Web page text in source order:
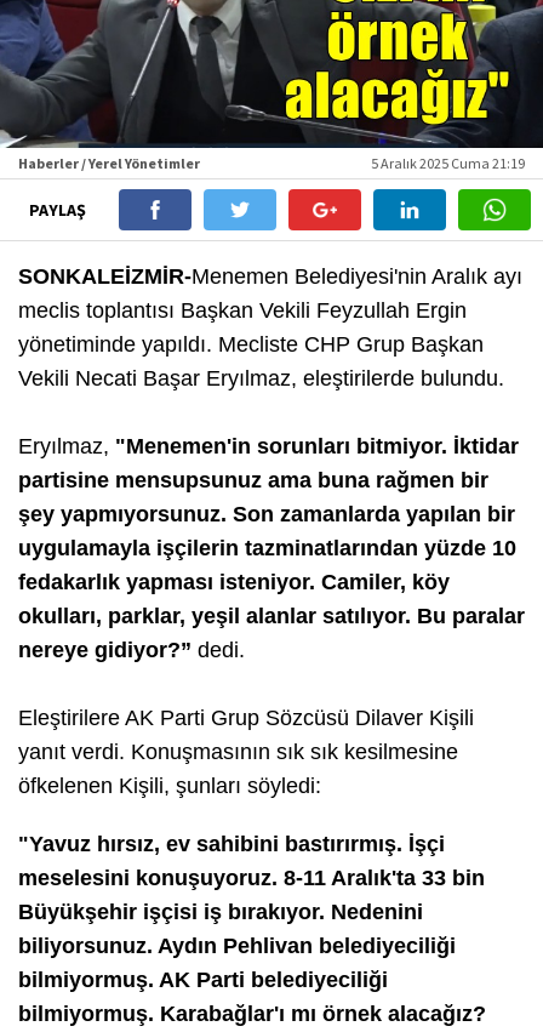
Haberler / Yerel Yönetimler 5 Aralık 2025 Cuma 21:19
PAYLAŞ
SONKALEİZMİR-Menemen Belediyesi'nin Aralık ayı
meclis toplantısı Başkan Vekili Feyzullah Ergin
yönetiminde yapıldı. Mecliste CHP Grup Başkan
Vekili Necati Başar Eryılmaz, eleştirilerde bulundu.
Eryılmaz, "Menemen'in sorunları bitmiyor. İktidar
partisine mensupsunuz ama buna rağmen bir
şey yapmıyorsunuz. Son zamanlarda yapılan bir
uygulamayla işçilerin tazminatlarından yüzde 10
fedakarlık yapması isteniyor. Camiler, köy
okulları, parklar, yeşil alanlar satılıyor. Bu paralar
nereye gidiyor?” dedi.
Eleştirilere AK Parti Grup Sözcüsü Dilaver Kişili
yanıt verdi. Konuşmasının sık sık kesilmesine
öfkelenen Kişili, şunları söyledi:
"Yavuz hırsız, ev sahibini bastırırmış. İşçi
meselesini konuşuyoruz. 8-11 Aralık'ta 33 bin
Büyükşehir işçisi iş bırakıyor. Nedenini
biliyorsunuz. Aydın Pehlivan belediyeciliği
bilmiyormuş. AK Parti belediyeciliği
bilmiyormuş. Karabağlar'ı mı örnek alacağız?